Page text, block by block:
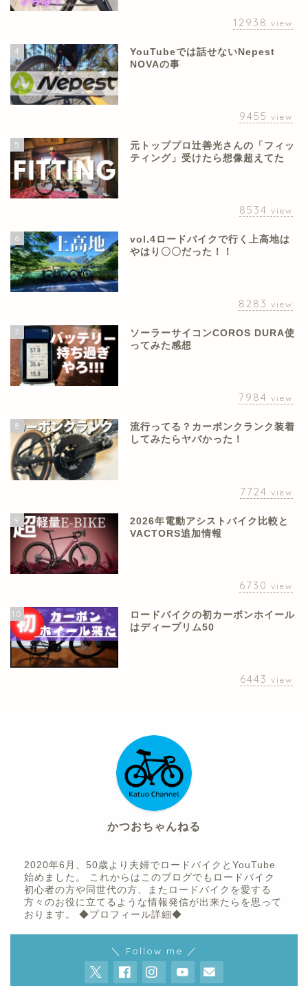
12938 view
4
YouTubeでは話せないNepest
NOVAの事
9455 view
5
元トッププロ辻善光さんの「フィッ
ティング」受けたら想像超えてた
8534 view
6
vol.4ロードバイクで行く上高地は
やはり〇〇だった！！
8283 view
7
ソーラーサイコンCOROS DURA使
ってみた感想
7984 view
8
流行ってる？カーボンクランク装着
してみたらヤバかった！
7724 view
9
2026年電動アシストバイク比較と
VACTORS追加情報
6730 view
10
ロードバイクの初カーボンホイール
はディープリム50
6443 view
かつおちゃんねる
2020年6月、50歳より夫婦でロードバイクとYouTube
始めました。 これからはこのブログでもロードバイク
初心者の方や同世代の方、またロードバイクを愛する
方々のお役に立てるような情報発信が出来たらを思って
おります。 ◆プロフィール詳細◆
＼ Follow me ／
プロフィール